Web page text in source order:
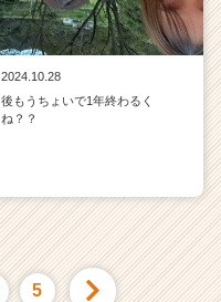
2024.10.28
後もうちょいで1年終わるく
ね？？
5